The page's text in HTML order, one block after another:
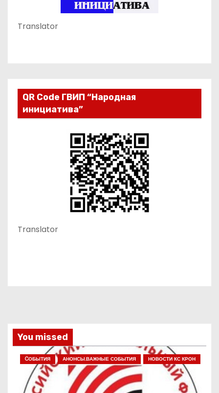
Translator
QR Code ГВИП “Народная
инициатива”
Translator
You missed
CОБЫТИЯ АНОНСЫ.ВАЖНЫЕ СОБЫТИЯ НОВОСТИ КС КРОН